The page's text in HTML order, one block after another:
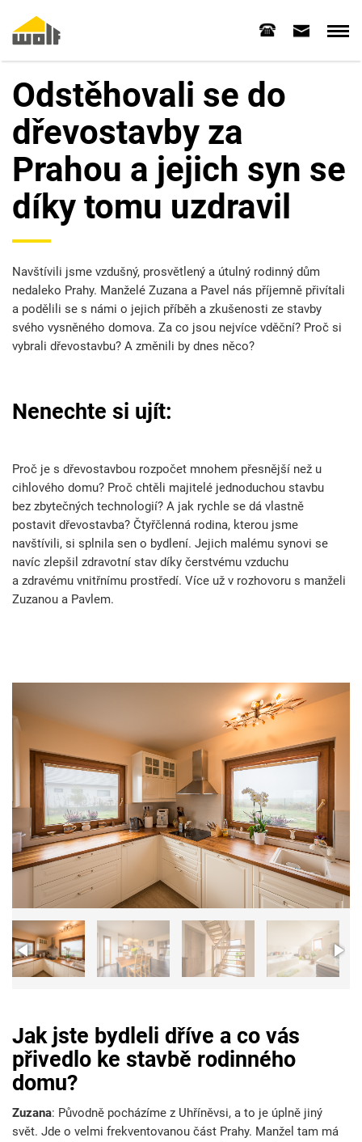
Odstěhovali se do
dřevostavby za
Prahou a jejich syn se
díky tomu uzdravil
Navštívili jsme vzdušný, prosvětlený a útulný rodinný dům
nedaleko Prahy. Manželé Zuzana a Pavel nás příjemně přivítali
a podělili se s námi o jejich příběh a zkušenosti ze stavby
svého vysněného domova. Za co jsou nejvíce vděční? Proč si
vybrali dřevostavbu? A změnili by dnes něco?
Nenechte si ujít:
Proč je s dřevostavbou rozpočet mnohem přesnější než u
cihlového domu? Proč chtěli majitelé jednoduchou stavbu
bez zbytečných technologií? A jak rychle se dá vlastně
postavit dřevostavba? Čtyřčlenná rodina, kterou jsme
navštívili, si splnila sen o bydlení. Jejich malému synovi se
navíc zlepšil zdravotní stav díky čerstvému vzduchu
a zdravému vnitřnímu prostředí. Více už v rozhovoru s manželi
Zuzanou a Pavlem.
Jak jste bydleli dříve a co vás
přivedlo ke stavbě rodinného
domu?
Zuzana: Původně pocházíme z Uhříněvsi, a to je úplně jiný
svět. Jde o velmi frekventovanou část Prahy. Manžel tam má